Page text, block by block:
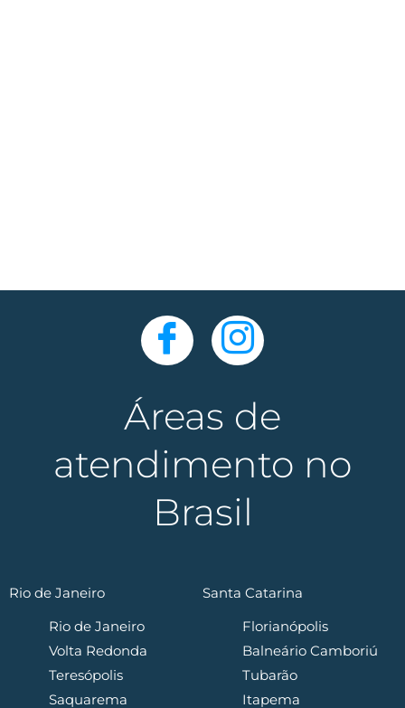
Áreas de
atendimento no
Brasil
Rio de Janeiro
Rio de Janeiro
Volta Redonda
Teresópolis
Saquarema
Santa Catarina
Florianópolis
Balneário Camboriú
Tubarão
Itapema